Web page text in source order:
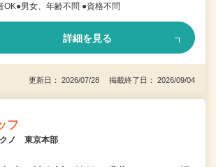
OK●男女、年齢不問 ●資格不問
詳細を見る
更新日： 2026/07/28 掲載終了日： 2026/09/04
フ
ノ 東京本部